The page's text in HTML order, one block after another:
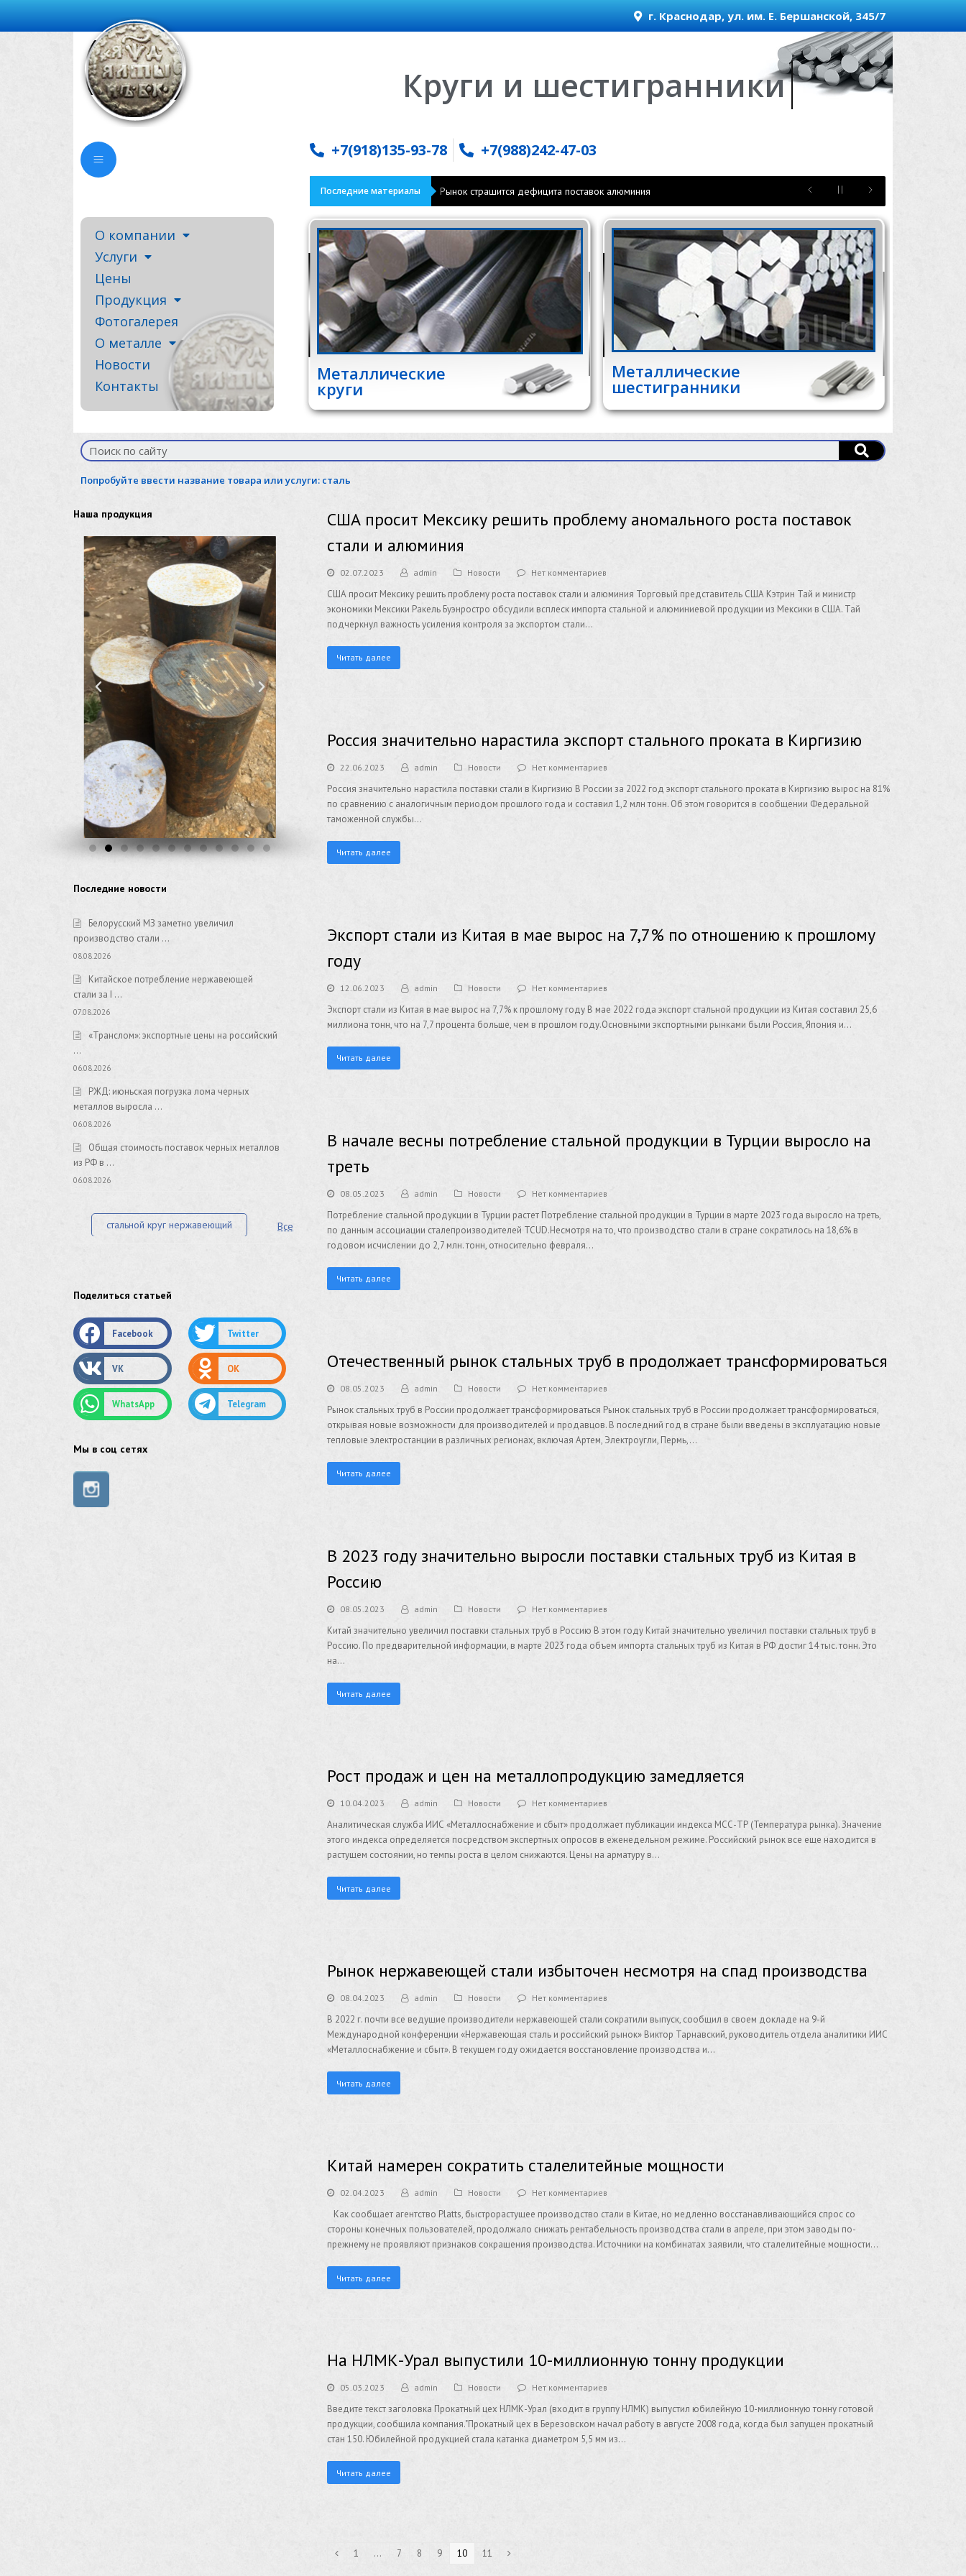
г. Краснодар, ул. им. Е. Бершанской, 345/7
Круги и шестигранники
+7(918)135-93-78 +7(988)242-47-03
Последние материалы Рынок страшится дефицита поставок алюминия
О компании
Услуги
Цены
Продукция
Фотогалерея
О металле
Новости
Контакты
Металлические
круги
Металлические
шестигранники
Попробуйте ввести название товара или услуги: сталь
США просит Мексику решить проблему аномального роста поставок
стали и алюминия
02.07.2023 admin Новости Нет комментариев
США просит Мексику решить проблему роста поставок стали и алюминия Торговый представитель США Кэтрин Тай и министр
экономики Мексики Ракель Буэнростро обсудили всплеск импорта стальной и алюминиевой продукции из Мексики в США. Тай
подчеркнул важность усиления контроля за экспортом стали…
Читать далее
Россия значительно нарастила экспорт стального проката в Киргизию
22.06.2023 admin Новости Нет комментариев
Россия значительно нарастила поставки стали в Киргизию В России за 2022 год экспорт стального проката в Киргизию вырос на 81%
по сравнению с аналогичным периодом прошлого года и составил 1,2 млн тонн. Об этом говорится в сообщении Федеральной
таможенной службы…
Читать далее
Экспорт стали из Китая в мае вырос на 7,7% по отношению к прошлому
году​
12.06.2023 admin Новости Нет комментариев
Экспорт стали из Китая в мае вырос на 7,7% к прошлому году В мае 2022 года экспорт стальной продукции из Китая составил 25,6
миллиона тонн, что на 7,7 процента больше, чем в прошлом году.Основными экспортными рынками были Россия, Япония и…
Читать далее
В начале весны потребление стальной продукции в Турции выросло на
треть
08.05.2023 admin Новости Нет комментариев
Потребление стальной продукции в Турции растет Потребление стальной продукции в Турции в марте 2023 года выросло на треть,
по данным ассоциации сталепроизводителей TCUD.Несмотря на то, что производство стали в стране сократилось на 18,6% в
годовом исчислении до 2,7 млн. тонн, относительно февраля…
Читать далее
Отечественный рынок стальных труб в продолжает трансформироваться
08.05.2023 admin Новости Нет комментариев
Рынок стальных труб в России продолжает трансформироваться Рынок стальных труб в России продолжает трансформироваться,
открывая новые возможности для производителей и продавцов. В последний год в стране были введены в эксплуатацию новые
тепловые электростанции в различных регионах, включая Артем, Электроугли, Пермь,…
Читать далее
В 2023 году значительно выросли поставки стальных труб из Китая в
Россию
08.05.2023 admin Новости Нет комментариев
Китай значительно увеличил поставки стальных труб в Россию В этом году Китай значительно увеличил поставки стальных труб в
Россию. По предварительной информации, в марте 2023 года объем импорта стальных труб из Китая в РФ достиг 14 тыс. тонн. Это
на…
Читать далее
Рост продаж и цен на металлопродукцию замедляется
10.04.2023 admin Новости Нет комментариев
Аналитическая служба ИИС «Металлоснабжение и сбыт» продолжает публикации индекса МСС-ТР (Температура рынка). Значение
этого индекса определяется посредством экспертных опросов в еженедельном режиме. Российский рынок все еще находится в
растущем состоянии, но темпы роста в целом снижаются. Цены на арматуру в…
Читать далее
Рынок нержавеющей стали избыточен несмотря на спад производства
08.04.2023 admin Новости Нет комментариев
В 2022 г. почти все ведущие производители нержавеющей стали сократили выпуск, сообщил в своем докладе на 9-й
Международной конференции «Нержавеющая сталь и российский рынок» Виктор Тарнавский, руководитель отдела аналитики ИИС
«Металлоснабжение и сбыт». В текущем году ожидается восстановление производства и…
Читать далее
Китай намерен сократить сталелитейные мощности
02.04.2023 admin Новости Нет комментариев
Как сообщает агентство Platts, быстрорастущее производство стали в Китае, но медленно восстанавливающийся спрос со
стороны конечных пользователей, продолжало снижать рентабельность производства стали в апреле, при этом заводы по-
прежнему не проявляют признаков сокращения производства. Источники на комбинатах заявили, что сталелитейные мощности…
Читать далее
На НЛМК-Урал выпустили 10-миллионную тонну продукции
05.03.2023 admin Новости Нет комментариев
Введите текст заголовка Прокатный цех НЛМК-Урал (входит в группу НЛМК) выпустил юбилейную 10-миллионную тонну готовой
продукции, сообщила компания."Прокатный цех в Березовском начал работу в августе 2008 года, когда был запущен прокатный
стан 150. Юбилейной продукцией стала катанка диаметром 5,5 мм из…
Читать далее
1 … 7 8 9 10 11
Наша продукция
Последние новости
Белорусский МЗ заметно увеличил
производство стали …
08.08.2026
Китайское потребление нержавеющей
стали за I …
07.08.2026
«Транслом»: экспортные цены на российский
…
06.08.2026
РЖД: июньская погрузка лома черных
металлов выросла …
06.08.2026
Общая стоимость поставок черных металлов
из РФ в …
06.08.2026
стальной круг нержавеющий
оцинкованный круг
оцинкованный лист
труба оцинкованная
труба нержавеющая
сетка нержавеющая
сетка оцинкованная
Все
Поделиться статьей
Facebook Twitter
VK OK
WhatsApp Telegram
Мы в соц сетях